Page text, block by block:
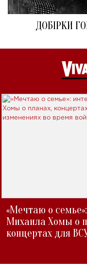
ДОБІРКИ
«Мечтаю о
Михаила Хомы о
концертах для